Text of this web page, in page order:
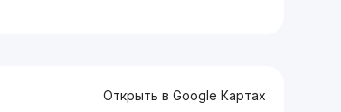
Открыть в Google Картах